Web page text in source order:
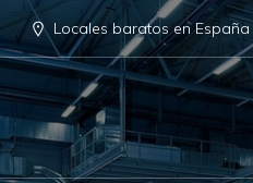
Locales baratos en España